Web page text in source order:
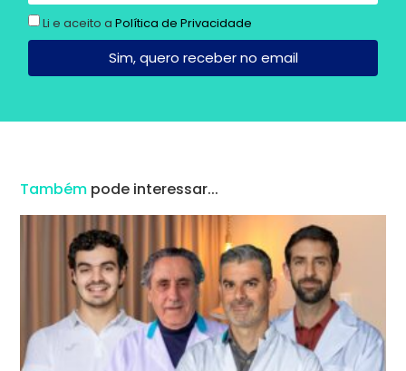
Li e aceito a Política de Privacidade
Sim, quero receber no email
Também pode interessar...